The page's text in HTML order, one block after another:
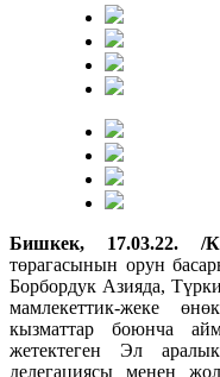
Бишкек, 17.03.22. /
төрагасынын орун
Борбордук Азияда,
мамлекеттик-жеке
кызматтар боюнча
жетектеген Эл
делегациясы менен